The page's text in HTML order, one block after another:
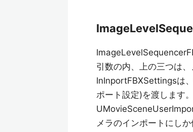
引数の内、上の三つは
InInportFBXSettingsは
ポート設定)を渡します。
メラのインポートにし